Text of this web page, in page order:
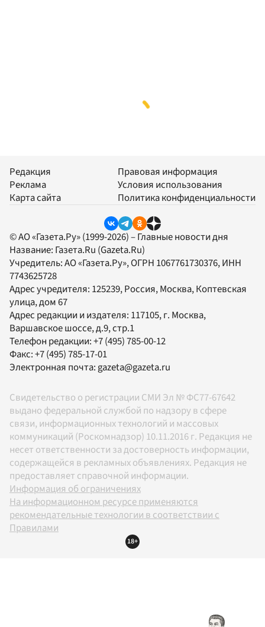
Редакция
Реклама
Карта сайта
Правовая информация
Условия использования
Политика конфиденциальности
© АО «Газета.Ру» (1999-2026) – Главные новости дня
Название: Газета.Ru (Gazeta.Ru)
Учредитель:АО «Газета.Ру», ОГРН 1067761730376, ИНН
7743625728
Адрес учредителя: 125239, Россия, Москва, Коптевская
улица, дом 67
Адрес редакции и издателя: 117105, г. Москва,
Варшавское шоссе, д.9, стр.1
Телефон редакции:+7 (495) 785-00-12
Факс:+7 (495) 785-17-01
Электронная почта:gazeta@gazeta.ru
Свидетельство о регистрации СМИ Эл № ФС77-67642
выдано федеральной службой по надзору в сфере
связи, информационных технологий и массовых
коммуникаций (Роскомнадзор) 10.11.2016 г. Редакция не
несет ответственности за достоверность информации,
содержащейся в рекламных объявлениях. Редакция не
предоставляет справочной информации.
Информация об ограничениях
На информационном ресурсе применяются
рекомендательные технологии в соответствии с
Правилами
18+